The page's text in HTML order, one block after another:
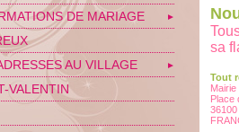
DE MARIAGE
▼
AU VILLAGE
▼
VALENTIN
sa
Tout
Mairie
Place
36100